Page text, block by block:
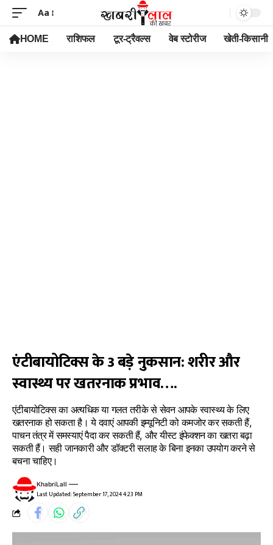
Aa
HOME राशिफल टूर-ट्रैवल्स वेब स्टोरीज खेती-किसानी
एंटीबायोटिक्स के 3 बड़े नुकसान: शरीर और
स्वास्थ्य पर खतरनाक प्रभाव….
एंटीबायोटिक्स का अत्यधिक या गलत तरीके से सेवन आपके स्वास्थ्य के लिए
खतरनाक हो सकता है। ये दवाएं आपकी इम्यूनिटी को कमजोर कर सकती हैं,
पाचन तंत्र में समस्याएं पैदा कर सकती हैं, और यीस्ट इंफेक्शन का खतरा बढ़ा
सकती हैं। सही जानकारी और डॉक्टरी सलाह के बिना इनका उपयोग करने से
बचना चाहिए।
Last Updated: September 17, 2024 4:23 PM
KhabriLall